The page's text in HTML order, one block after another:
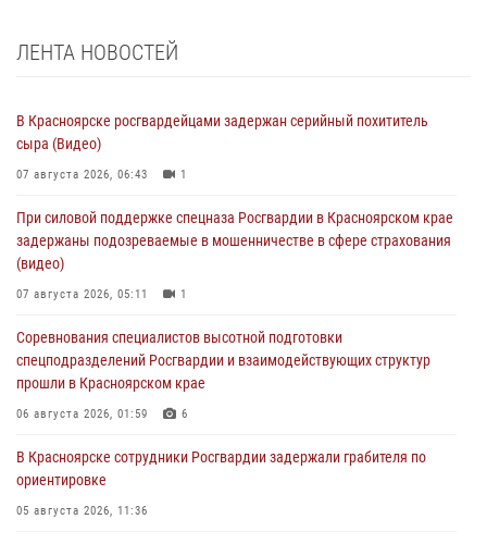
ЛЕНТА НОВОСТЕЙ
В Красноярске росгвардейцами задержан серийный похититель
сыра (Видео)
07 августа 2026, 06:43 1
При силовой поддержке спецназа Росгвардии в Красноярском крае
задержаны подозреваемые в мошенничестве в сфере страхования
(видео)
07 августа 2026, 05:11 1
Соревнования специалистов высотной подготовки
спецподразделений Росгвардии и взаимодействующих структур
прошли в Красноярском крае
06 августа 2026, 01:59 6
В Красноярске сотрудники Росгвардии задержали грабителя по
ориентировке
05 августа 2026, 11:36